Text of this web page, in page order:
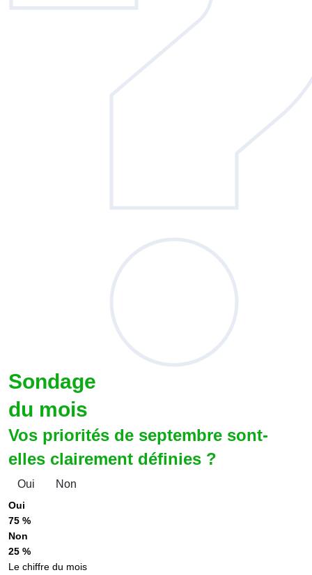
Sondage
du mois
Vos priorités de septembre sont-
elles clairement définies ?
Oui Non
Oui
75 %
Non
25 %
Le chiffre du mois